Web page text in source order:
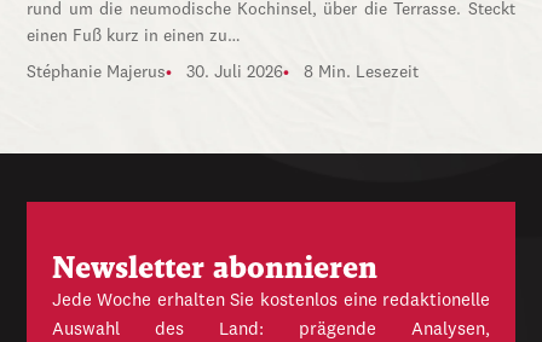
rund um die neumodische Kochinsel, über die Terrasse. Steckt
einen Fuß kurz in einen zu…
Stéphanie Majerus 30. Juli 2026 8 Min. Lesezeit
Newsletter abonnieren
Jede Woche erhalten Sie kostenlos eine redaktionelle
Auswahl des Land: prägende Analysen,